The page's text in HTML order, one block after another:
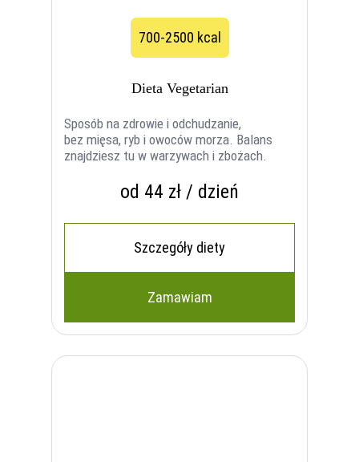
700-2500 kcal
Dieta Vegetarian
Sposób na zdrowie i odchudzanie,
bez mięsa, ryb i owoców morza. Balans
znajdziesz tu w warzywach i zbożach.
od 44 zł / dzień
Szczegóły diety
Zamawiam